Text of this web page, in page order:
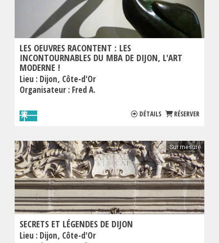
LES OEUVRES RACONTENT : LES
INCONTOURNABLES DU MBA DE DIJON, L'ART
MODERNE !
Lieu : Dijon Côte-d'Or
Organisateur : Fred A.
DÉTAILS RÉSERVER
Sur mesure
SECRETS ET LÉGENDES DE DIJON
Lieu : Dijon Côte-d'Or